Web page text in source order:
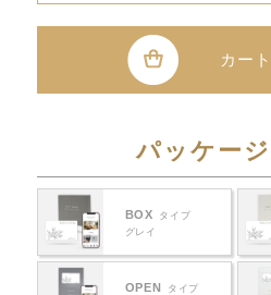
カー
パッケー
BOX
タイプ
グレイ
OPEN
タイプ